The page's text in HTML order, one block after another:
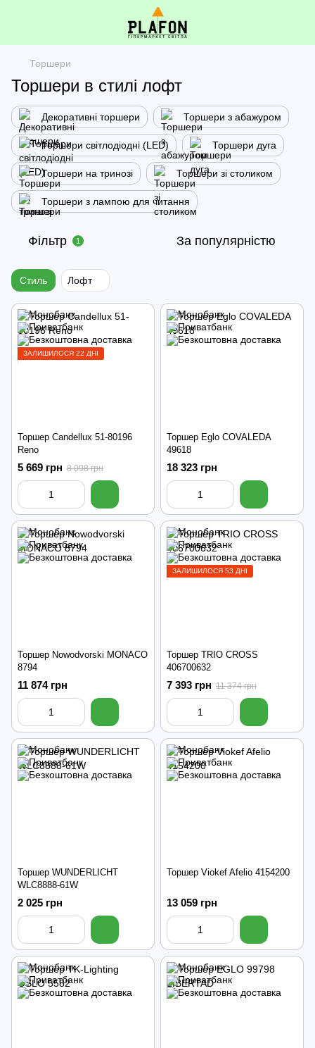
Торшери
Торшери в стилі лофт
Декоративні торшери Торшери з абажуром
Торшери світлодіодні (LED) Торшери дуга
Торшери на тринозі Торшери зі столиком
Торшери з лампою для читання
Фільтр 1 За популярністю
Стиль Лофт
ЗАЛИШИЛОСЯ 22 ДНІ
Торшер Candellux 51-80196
Reno
5 669 грн 8 098 грн
Торшер Eglo COVALEDA
49618
18 323 грн
Торшер Nowodvorski MONACO
8794
11 874 грн
ЗАЛИШИЛОСЯ 53 ДНІ
Торшер TRIO CROSS
406700632
7 393 грн 11 374 грн
Торшер WUNDERLICHT
WLC8888-61W
2 025 грн
Торшер Viokef Afelio 4154200
13 059 грн